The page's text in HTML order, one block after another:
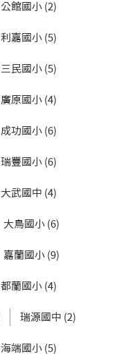
公館國小 (2)
利嘉國小 (5)
三民國小 (5)
廣原國小 (4)
成功國小 (6)
瑞豐國小 (6)
大武國中 (4)
大鳥國小 (6)
嘉蘭國小 (9)
都蘭國小 (4)
瑞源國中 (2)
海端國小 (5)